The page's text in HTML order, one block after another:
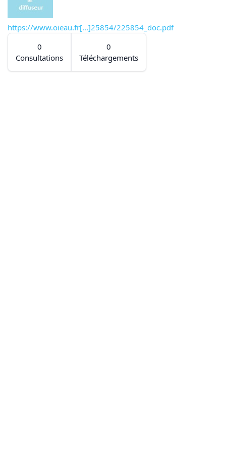
https://www.oieau.fr[...]25854/225854_doc.pdf
0
Consultations
0
Téléchargements